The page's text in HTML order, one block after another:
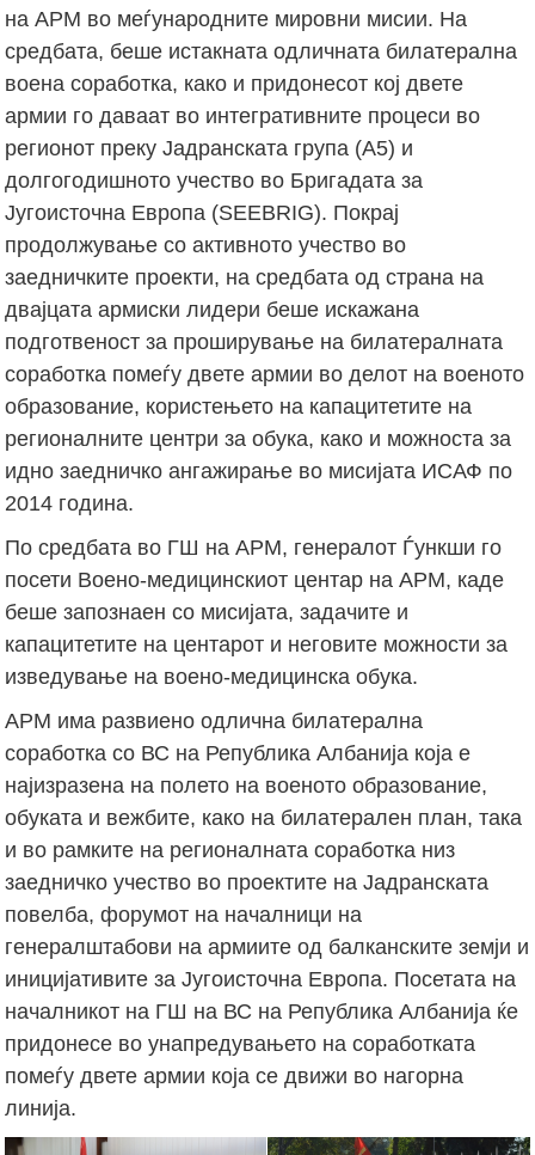
на АРМ во меѓународните мировни мисии. На
средбата, беше истакната одличната билатерална
воена соработка, како и придонесот кој двете
армии го даваат во интегративните процеси во
регионот преку Јадранската група (А5) и
долгогодишното учество во Бригадата за
Југоисточна Европа (SEEBRIG). Покрај
продолжување со активното учество во
заедничките проекти, на средбата од страна на
двајцата армиски лидери беше искажана
подготвеност за проширување на билатералната
соработка помеѓу двете армии во делот на военото
образование, користењето на капацитетите на
регионалните центри за обука, како и можноста за
идно заедничко ангажирање во мисијата ИСАФ по
2014 година.
По средбата во ГШ на АРМ, генералот Ѓункши го
посети Воено-медицинскиот центар на АРМ, каде
беше запознаен со мисијата, задачите и
капацитетите на центарот и неговите можности за
изведување на воено-медицинска обука.
АРМ има развиено одлична билатерална
соработка со ВС на Република Албанија која е
најизразена на полето на военото образование,
обуката и вежбите, како на билатерален план, така
и во рамките на регионалната соработка низ
заедничко учество во проектите на Јадранската
повелба, форумот на началници на
генералштабови на армиите од балканските земји и
иницијативите за Југоисточна Европа. Посетата на
началникот на ГШ на ВС на Република Албанија ќе
придонесе во унапредувањето на соработката
помеѓу двете армии која се движи во нагорна
линија.